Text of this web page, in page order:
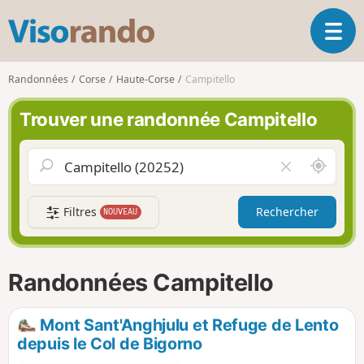
s
o
r
n
d
o
O
u
l
a
i
g
o
n
Randonnées Corse Haute-Corse Campitello
Trouver une randonnée Campitello
i
d
e
r
l
a
A
u
t
u
r
o
i
Filtres NOUVEAU Rechercher
Randonnées Campitello
Mont Sant'Anghjulu et Refuge de Lento
depuis le Col de Bigorno